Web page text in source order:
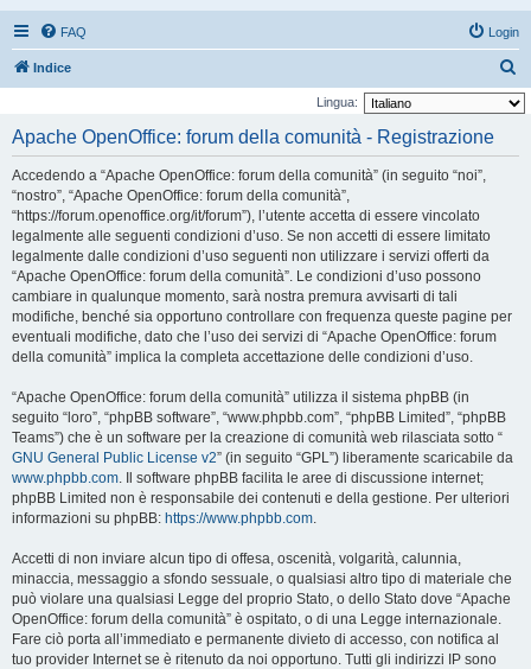
FAQ Login
Indice
e
Lingua:
Apache OpenOffice: forum della comunità - Registrazione
Accedendo a “Apache OpenOffice: forum della comunità” (in seguito “noi”,
“nostro”, “Apache OpenOffice: forum della comunità”,
“https://forum.openoffice.org/it/forum”), l’utente accetta di essere vincolato
legalmente alle seguenti condizioni d’uso. Se non accetti di essere limitato
legalmente dalle condizioni d’uso seguenti non utilizzare i servizi offerti da
“Apache OpenOffice: forum della comunità”. Le condizioni d’uso possono
cambiare in qualunque momento, sarà nostra premura avvisarti di tali
modifiche, benché sia opportuno controllare con frequenza queste pagine per
eventuali modifiche, dato che l’uso dei servizi di “Apache OpenOffice: forum
della comunità” implica la completa accettazione delle condizioni d’uso.
“Apache OpenOffice: forum della comunità” utilizza il sistema phpBB (in
seguito “loro”, “phpBB software”, “www.phpbb.com”, “phpBB Limited”, “phpBB
Teams”) che è un software per la creazione di comunità web rilasciata sotto “
GNU General Public License v2” (in seguito “GPL”) liberamente scaricabile da
www.phpbb.com. Il software phpBB facilita le aree di discussione internet;
phpBB Limited non è responsabile dei contenuti e della gestione. Per ulteriori
informazioni su phpBB: https://www.phpbb.com.
Accetti di non inviare alcun tipo di offesa, oscenità, volgarità, calunnia,
minaccia, messaggio a sfondo sessuale, o qualsiasi altro tipo di materiale che
può violare una qualsiasi Legge del proprio Stato, o dello Stato dove “Apache
OpenOffice: forum della comunità” è ospitato, o di una Legge internazionale.
Fare ciò porta all’immediato e permanente divieto di accesso, con notifica al
tuo provider Internet se è ritenuto da noi opportuno. Tutti gli indirizzi IP sono